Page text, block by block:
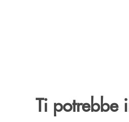
Ti potrebbe